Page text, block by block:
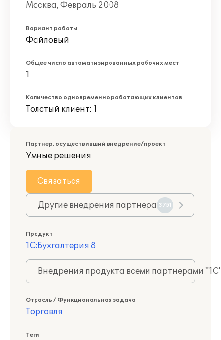
Москва, Февраль 2008
Вариант работы
Файловый
Общее число автоматизированных рабочих мест
1
Количество одновременно работающих клиентов
Толстый клиент: 1
Партнер, осуществивший внедрение/проект
Умные решения
Связаться
Другие внедрения партнера 3751
Продукт
1С:Бухгалтерия 8
Внедрения продукта всеми партнерами
Отрасль / Функциональная задача
Торговля
Теги